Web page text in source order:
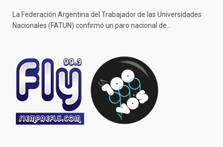
La Federación Argentina del Trabajador de las Universidades
Nacionales (FATUN) confirmó un paro nacional de…